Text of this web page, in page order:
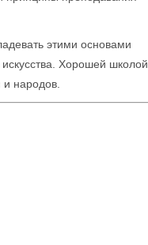
этими основами
искусства. Хорошей школой
народов.